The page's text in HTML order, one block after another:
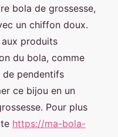
bola de grossesse,
un chiffon doux.
produits
du bola, comme
de pendentifs
ce bijou en un
Pour plus
https://ma-bola-